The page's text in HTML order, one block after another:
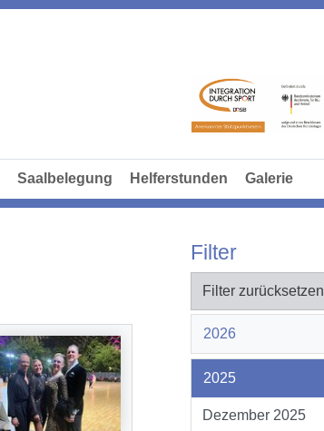
Saalbelegung Helferstunden Galerie
Filter
Filter zurücksetzen
2026
2025
Dezember 2025